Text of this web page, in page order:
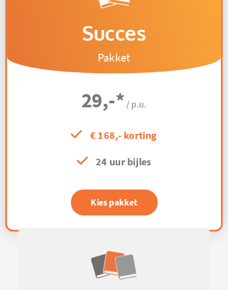
Succes
Pakket
29,-* / p.u.
€ 168,- korting
24 uur bijles
Kies pakket